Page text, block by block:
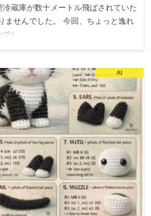
蔵庫が数十メートル飛ばされていた
ませんでした。 今回、ちょっと逸れ
でし…
AI